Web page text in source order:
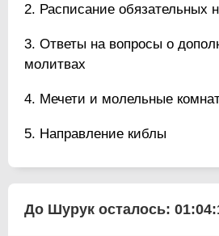
Расписание обязательных
Ответы на вопросы о
молитвах
Мечети и молельные
Направление киблы
До Шурук осталось: